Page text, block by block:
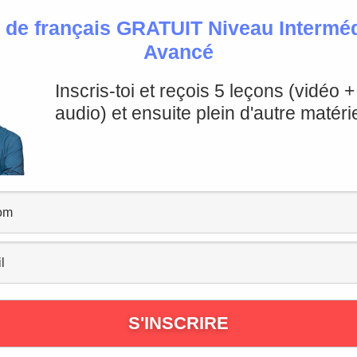
vraie en français
Un peu de vocabulaire
ouverture pour s’y introduire
français GRATUIT Niveau
Avancé
Inscris-toi et reçois 5 leçons (vidéo
audio) et ensuite plein d'autre